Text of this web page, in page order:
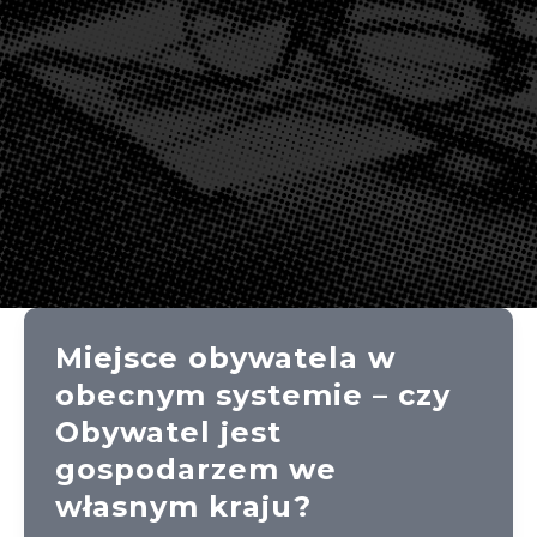
Miejsce obywatela w
obecnym systemie – czy
Obywatel jest
gospodarzem we
własnym kraju?